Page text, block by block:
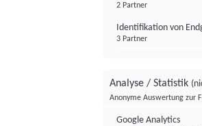
2 Partner
Identifikation von
3 Partner
Analyse / Statistik
Anonyme Auswertung zur
Google Analytics